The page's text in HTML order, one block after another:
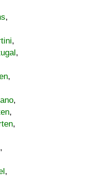
,
,
,
,
,
,
,
,
,